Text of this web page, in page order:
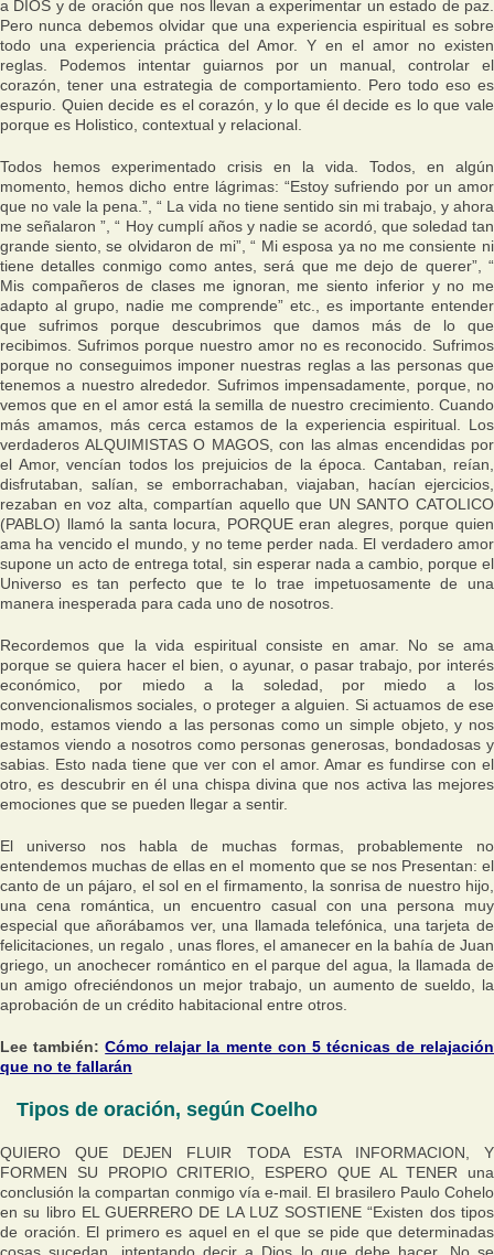
a DIOS y de oración que nos llevan a experimentar un estado de paz.
Pero nunca debemos olvidar que una experiencia espiritual es sobre
todo una experiencia práctica del Amor. Y en el amor no existen
reglas. Podemos intentar guiarnos por un manual, controlar el
corazón, tener una estrategia de comportamiento. Pero todo eso es
espurio. Quien decide es el corazón, y lo que él decide es lo que vale
porque es Holistico, contextual y relacional.
Todos hemos experimentado crisis en la vida. Todos, en algún
momento, hemos dicho entre lágrimas: “Estoy sufriendo por un amor
que no vale la pena.”, “ La vida no tiene sentido sin mi trabajo, y ahora
me señalaron ”, “ Hoy cumplí años y nadie se acordó, que soledad tan
grande siento, se olvidaron de mi”, “ Mi esposa ya no me consiente ni
tiene detalles conmigo como antes, será que me dejo de querer”, “
Mis compañeros de clases me ignoran, me siento inferior y no me
adapto al grupo, nadie me comprende” etc., es importante entender
que sufrimos porque descubrimos que damos más de lo que
recibimos. Sufrimos porque nuestro amor no es reconocido. Sufrimos
porque no conseguimos imponer nuestras reglas a las personas que
tenemos a nuestro alrededor. Sufrimos impensadamente, porque, no
vemos que en el amor está la semilla de nuestro crecimiento. Cuando
más amamos, más cerca estamos de la experiencia espiritual. Los
verdaderos ALQUIMISTAS O MAGOS, con las almas encendidas por
el Amor, vencían todos los prejuicios de la época. Cantaban, reían,
disfrutaban, salían, se emborrachaban, viajaban, hacían ejercicios,
rezaban en voz alta, compartían aquello que UN SANTO CATOLICO
(PABLO) llamó la santa locura, PORQUE eran alegres, porque quien
ama ha vencido el mundo, y no teme perder nada. El verdadero amor
supone un acto de entrega total, sin esperar nada a cambio, porque el
Universo es tan perfecto que te lo trae impetuosamente de una
manera inesperada para cada uno de nosotros.
Recordemos que la vida espiritual consiste en amar. No se ama
porque se quiera hacer el bien, o ayunar, o pasar trabajo, por interés
económico, por miedo a la soledad, por miedo a los
convencionalismos sociales, o proteger a alguien. Si actuamos de ese
modo, estamos viendo a las personas como un simple objeto, y nos
estamos viendo a nosotros como personas generosas, bondadosas y
sabias. Esto nada tiene que ver con el amor. Amar es fundirse con el
otro, es descubrir en él una chispa divina que nos activa las mejores
emociones que se pueden llegar a sentir.
El universo nos habla de muchas formas, probablemente no
entendemos muchas de ellas en el momento que se nos Presentan: el
canto de un pájaro, el sol en el firmamento, la sonrisa de nuestro hijo,
una cena romántica, un encuentro casual con una persona muy
especial que añorábamos ver, una llamada telefónica, una tarjeta de
felicitaciones, un regalo , unas flores, el amanecer en la bahía de Juan
griego, un anochecer romántico en el parque del agua, la llamada de
un amigo ofreciéndonos un mejor trabajo, un aumento de sueldo, la
aprobación de un crédito habitacional entre otros.
Lee también:Cómo relajar la mente con 5 técnicas de relajación
que no te fallarán
Tipos de oración, según Coelho
QUIERO QUE DEJEN FLUIR TODA ESTA INFORMACION, Y
FORMEN SU PROPIO CRITERIO, ESPERO QUE AL TENER una
conclusión la compartan conmigo vía e-mail. El brasilero Paulo Cohelo
en su libro EL GUERRERO DE LA LUZ SOSTIENE “Existen dos tipos
de oración. El primero es aquel en el que se pide que determinadas